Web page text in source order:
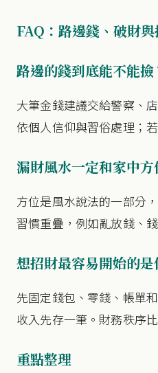
FAQ：路邊錢、破財
路邊的錢到底能不能撿
大筆金錢建議交給警察、
依個人信仰與習俗處理；
漏財風水一定和家中方
方位是風水說法的一部分
習慣重疊，例如亂放錢、
想招財最容易開始的是
先固定錢包、零錢、帳單
收入先存一筆。財務秩序
重點整理